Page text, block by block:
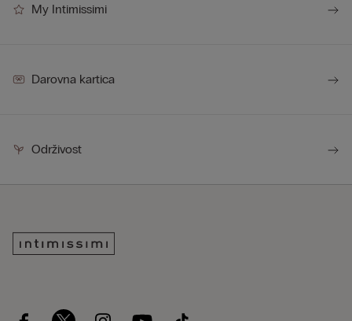
My Intimissimi
Darovna kartica
Održivost